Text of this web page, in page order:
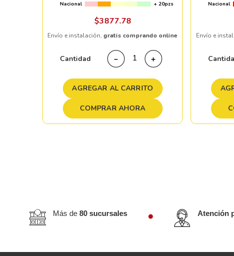
Nacional
+ 20pzs
$3877.78
Envío e instalación, gratis comprando online
Cantidad ＋
－
AGREGAR AL CARRITO
COMPRAR AHORA
Nacional
Envío e
Más de 80 sucursales Atención